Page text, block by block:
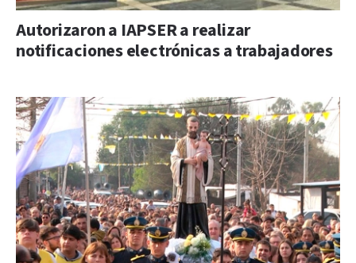
Autorizaron a IAPSER a realizar
notificaciones electrónicas a trabajadores